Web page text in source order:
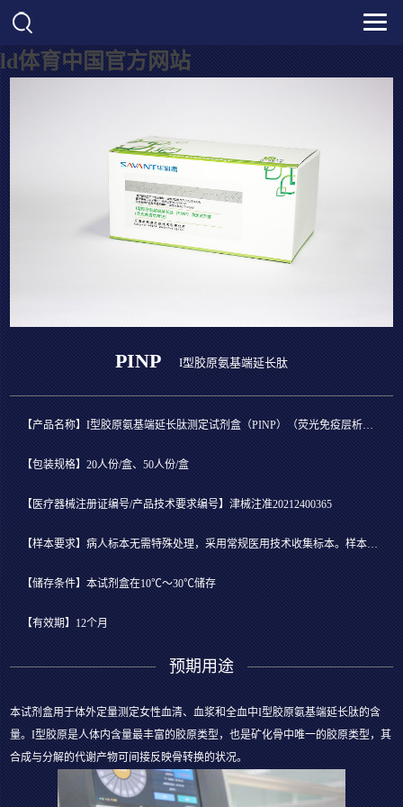
ld体育中国官方网站
PINP I型胶原氨基端延长肽
【包装规格】20人份/盒、50人份/盒
【医疗器械注册证编号/产品技术要求编号】津械注准20212400365
【储存条件】本试剂盒在10℃～30℃储存
【有效期】12个月
预期用途
本试剂盒用于体外定量测定女性血清、血浆和全血中I型胶原氨基端延长肽的含
量。I型胶原是人体内含量最丰富的胶原类型，也是矿化骨中唯一的胶原类型，其
合成与分解的代谢产物可间接反映骨转换的状况。